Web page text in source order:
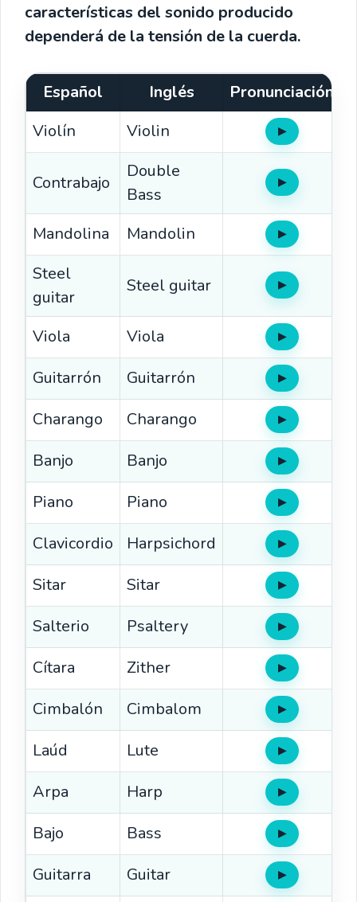
características del sonido producido
dependerá de la tensión de la cuerda.
Español Inglés
Pronunciación
Violín
Violin ▶Oír
Contrabajo
Double
Bass
▶Oír
Mandolina Mandolin ▶Oír
Steel
guitar
Steel guitar ▶Oír
Viola Viola ▶Oír
Guitarrón Guitarrón ▶Oír
Charango Charango ▶Oír
Banjo Banjo ▶Oír
Piano Piano ▶Oír
Clavicordio Harpsichord ▶Oír
Sitar Sitar ▶Oír
Salterio Psaltery ▶Oír
Cítara Zither ▶Oír
Cimbalón Cimbalom ▶Oír
Laúd Lute ▶Oír
Arpa Harp ▶Oír
Bajo Bass ▶Oír
Guitarra Guitar ▶Oír